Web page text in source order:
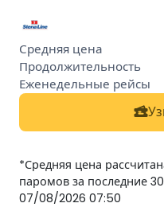
*Средняя цена
паромов за последние
07/08/2026 07:50